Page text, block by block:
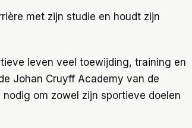
met zijn studie en houdt zijn
leven veel toewijding, training en
Johan Cruyff Academy van de
om zowel zijn sportieve doelen